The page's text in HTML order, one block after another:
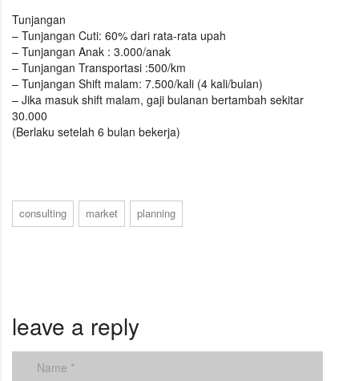
Tunjangan
– Tunjangan Cuti: 60% dari rata-rata upah
– Tunjangan Anak : 3.000/anak
– Tunjangan Transportasi :500/km
– Tunjangan Shift malam: 7.500/kali (4 kali/bulan)
– Jika masuk shift malam, gaji bulanan bertambah sekitar
30.000
(Berlaku setelah 6 bulan bekerja)
consulting market planning
leave a reply